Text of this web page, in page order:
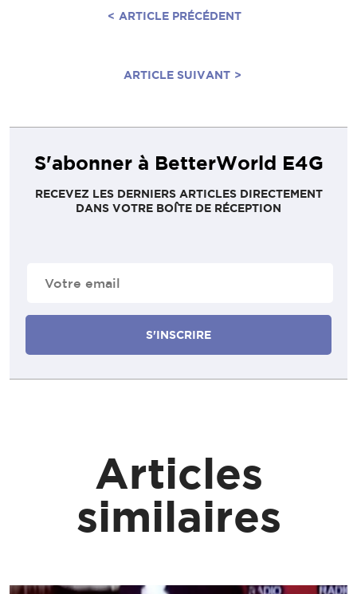
< ARTICLE PRÉCÉDENT
ARTICLE SUIVANT >
S'abonner à BetterWorld E4G
RECEVEZ LES DERNIERS ARTICLES DIRECTEMENT
DANS VOTRE BOÎTE DE RÉCEPTION
mail
Articles
similaires